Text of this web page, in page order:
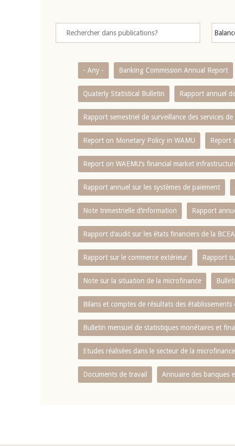
- Any - Banking Commission Annual Report
Quaterly Statistical Bulletin Rapport annuel
Rapport semestriel de surveillance des services
Report on Monetary Policy in WAMU Report
Report on WAEMU’s financial market
Rapport annuel sur les systèmes de paiement
Note trimestrielle d‘information Rapport
Rapport d‘audit sur les états financiers de la
Rapport sur le commerce extérieur Rapport
Note sur la situation de la microfinance
Bilans et comptes de résultats des établissements
Bulletin mensuel de statistiques monétaires et
Etudes réalisées dans le secteur de la microfinance
Documents de travail Annuaire des banques